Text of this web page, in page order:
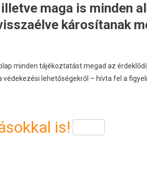
maga is minden
károsítanak
minden tájékoztatást megad az
lehetőségekről – hívta fel a
is!